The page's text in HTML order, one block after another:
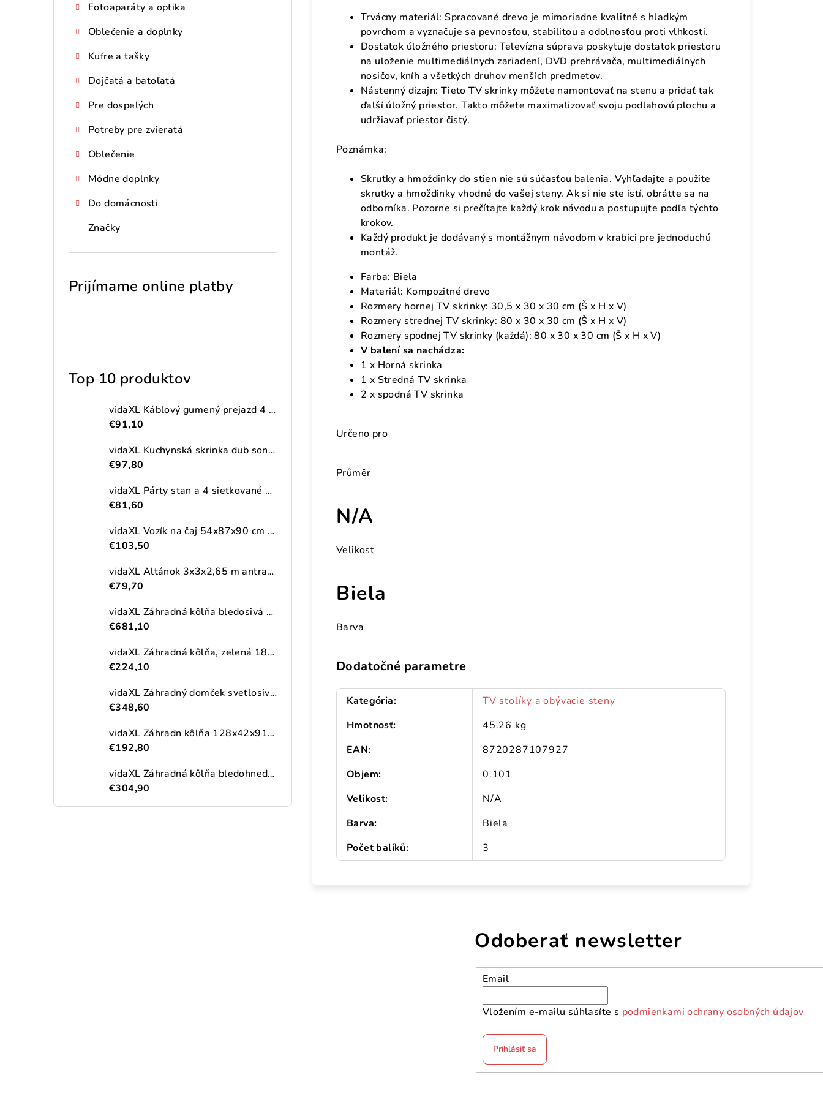
Fotoaparáty a optika
Oblečenie a doplnky
Kufre a tašky
Dojčatá a batoľatá
Pre dospelých
Potreby pre zvieratá
Oblečenie
Módne doplnky
Do domácnosti
Značky
Prijímame online platby
Top 10 produktov
vidaXL Káblový gumený prejazd 4 ks 2-kanálový 101,5 cm
€91,10
vidaXL Kuchynská skrinka dub sonoma 38x41,5x131,5 cm kompozitné drevo
€97,80
vidaXL Párty stan a 4 sieťkované bočné steny antracitový 2,5x2,5m HDPE
€81,60
vidaXL Vozík na čaj 54x87x90 cm masívna akácia
€103,50
vidaXL Altánok 3x3x2,65 m antracitový 180 g/m²
€79,70
vidaXL Záhradná kôlňa bledosivá 192x523x223 cm pozinkovaná oceľ
€681,10
vidaXL Záhradná kôlňa, zelená 180,5x97x209,5 cm, pozinkovaná oceľ
€224,10
vidaXL Záhradný domček svetlosivý 191x215x198 cm pozinkovaná oceľ
€348,60
vidaXL Záhradn kôlňa 128x42x91 cm, drevo
€192,80
vidaXL Záhradná kôlňa bledohnedá 192x191x223 cm pozinkovaná oceľ
€304,90
Trvácny materiál: Spracované drevo je mimoriadne kvalitné s hladkým
povrchom a vyznačuje sa pevnosťou, stabilitou a odolnosťou proti vlhkosti.
Dostatok úložného priestoru: Televízna súprava poskytuje dostatok priestoru
na uloženie multimediálnych zariadení, DVD prehrávača, multimediálnych
nosičov, kníh a všetkých druhov menších predmetov.
Nástenný dizajn: Tieto TV skrinky môžete namontovať na stenu a pridať tak
ďalší úložný priestor. Takto môžete maximalizovať svoju podlahovú plochu a
udržiavať priestor čistý.
Poznámka:
Skrutky a hmoždinky do stien nie sú súčasťou balenia. Vyhľadajte a použite
skrutky a hmoždinky vhodné do vašej steny. Ak si nie ste istí, obráťte sa na
odborníka. Pozorne si prečítajte každý krok návodu a postupujte podľa týchto
krokov.
Každý produkt je dodávaný s montážnym návodom v krabici pre jednoduchú
montáž.
Farba: Biela
Materiál: Kompozitné drevo
Rozmery hornej TV skrinky: 30,5 x 30 x 30 cm (Š x H x V)
Rozmery strednej TV skrinky: 80 x 30 x 30 cm (Š x H x V)
Rozmery spodnej TV skrinky (každá): 80 x 30 x 30 cm (Š x H x V)
V balení sa nachádza:
1 x Horná skrinka
1 x Stredná TV skrinka
2 x spodná TV skrinka
Určeno pro
Průměr
N/A
Velikost
Biela
Barva
Dodatočné parametre
Kategória:
TV stolíky a obývacie steny
Hmotnosť:
45.26 kg
EAN:
8720287107927
Objem:
0.101
Velikost:
N/A
Barva:
Biela
Počet balíků: 3
Odoberať newsletter
Email
Vložením e-mailu súhlasíte s podmienkami ochrany osobných údajov
Prihlásiť sa